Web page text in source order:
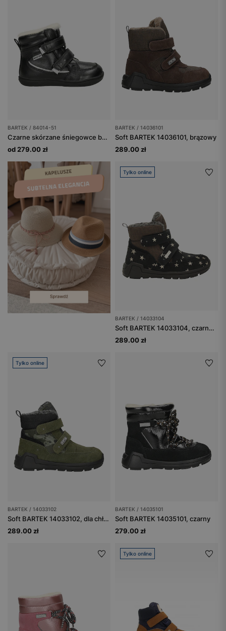
BARTEK / 84014-51
Czarne skórzane śniegowce barefoot ocieplane naturalną wełną BARTEK 84014-51
od 279.00 zł
BARTEK / 14036101
Soft BARTEK 14036101, brązowy
289.00 zł
Tylko online
BARTEK / 14033104
Soft BARTEK 14033104, czarno-brązowy
289.00 zł
Tylko online
BARTEK / 14033102
Soft BARTEK 14033102, dla chłopców, zielony
289.00 zł
BARTEK / 14035101
Soft BARTEK 14035101, czarny
279.00 zł
Tylko online